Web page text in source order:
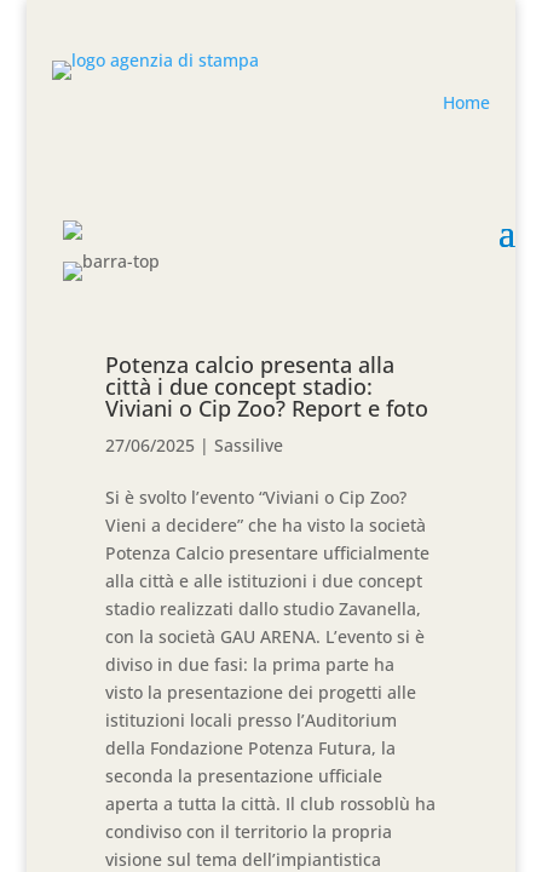
Home
Potenza calcio presenta alla
città i due concept stadio:
Viviani o Cip Zoo? Report e foto
27/06/2025 |Sassilive
Si è svolto l’evento “Viviani o Cip Zoo?
Vieni a decidere” che ha visto la società
Potenza Calcio presentare ufficialmente
alla città e alle istituzioni i due concept
stadio realizzati dallo studio Zavanella,
con la società GAU ARENA. L’evento si è
diviso in due fasi: la prima parte ha
visto la presentazione dei progetti alle
istituzioni locali presso l’Auditorium
della Fondazione Potenza Futura, la
seconda la presentazione ufficiale
aperta a tutta la città. Il club rossoblù ha
condiviso con il territorio la propria
visione sul tema dell’impiantistica